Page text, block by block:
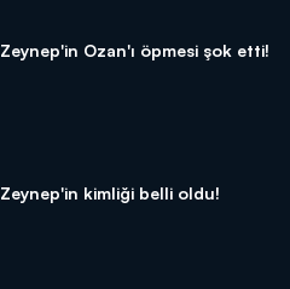
Zeynep'in Ozan'ı öpmesi şok etti!
Zeynep'in kimliği belli oldu!